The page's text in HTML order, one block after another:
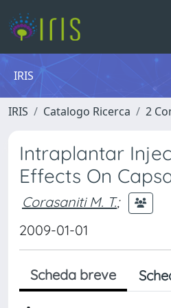
IRIS
IRIS Catalogo Ricerca 2
Intraplantar
Effects On
Corasaniti M. T.;
2009-01-01
Scheda breve